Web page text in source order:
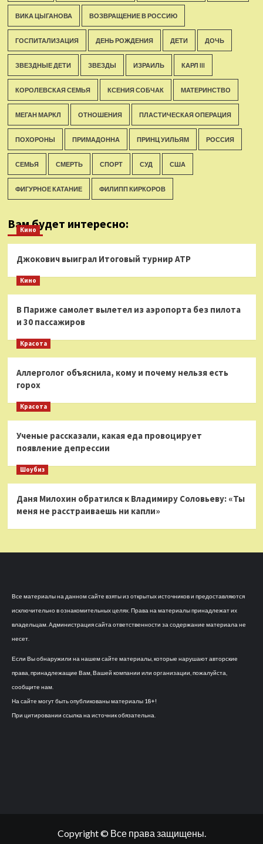
ВИКА ЦЫГАНОВА ВОЗВРАЩЕНИЕ В РОССИЮ
ГОСПИТАЛИЗАЦИЯ ДЕНЬ РОЖДЕНИЯ ДЕТИ ДОЧЬ
ЗВЕЗДНЫЕ ДЕТИ ЗВЕЗДЫ ИЗРАИЛЬ КАРЛ III
КОРОЛЕВСКАЯ СЕМЬЯ КСЕНИЯ СОБЧАК МАТЕРИНСТВО
МЕГАН МАРКЛ ОТНОШЕНИЯ ПЛАСТИЧЕСКАЯ ОПЕРАЦИЯ
ПОХОРОНЫ ПРИМАДОННА ПРИНЦ УИЛЬЯМ РОССИЯ
СЕМЬЯ СМЕРТЬ СПОРТ СУД США
ФИГУРНОЕ КАТАНИЕ ФИЛИПП КИРКОРОВ
Вам будет интересно:
Кино
Джокович выиграл Итоговый турнир ATP
Кино
В Париже самолет вылетел из аэропорта без пилота
и 30 пассажиров
Красота
Аллерголог объяснила, кому и почему нельзя есть
горох
Красота
Ученые рассказали, какая еда провоцирует
появление депрессии
Шоубиз
Даня Милохин обратился к Владимиру Соловьеву: «Ты
меня не расстраиваешь ни капли»
Все материалы на данном сайте взяты из открытых источников и предоставляются
исключительно в ознакомительных целях. Права на материалы принадлежат их
владельцам. Администрация сайта ответственности за содержание материала не
несет.
Если Вы обнаружили на нашем сайте материалы, которые нарушают авторские
права, принадлежащие Вам, Вашей компании или организации, пожалуйста,
сообщите нам.
На сайте могут быть опубликованы материалы 18+!
При цитировании ссылка на источник обязательна.
Copyright © Все права защищены.